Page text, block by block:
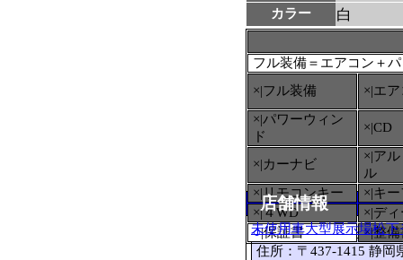
カラー 白
フル装備＝エアコン＋
×|フル装備
×|エ
×|パワーウィン
ド
×|CD
×|カーナビ
×|ア
ル
×|リモコンキー
×|キ
×|４WD
×|デ
○|保証書 ×|整
店舗情報
未使用車大型展示場松
住所：〒437-1415 静岡